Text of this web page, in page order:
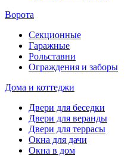
Ворота
Секционные
Гаражные
Рольставни
Ограждения и заборы
Дома и коттеджи
Двери для беседки
Двери для веранды
Двери для террасы
Окна для дачи
Окна в дом